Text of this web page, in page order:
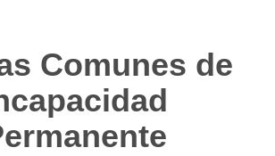
Comunes de